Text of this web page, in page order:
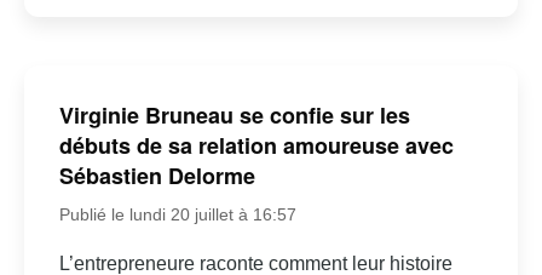
Virginie Bruneau se confie sur les
débuts de sa relation amoureuse avec
Sébastien Delorme
Publié le lundi 20 juillet à 16:57
L’entrepreneure raconte comment leur histoire